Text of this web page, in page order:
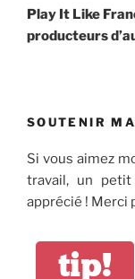
suivant
Play It Like
producteurs
SOUTENIR
Si vous aimez
travail, un
apprécié ! Merci
tip!